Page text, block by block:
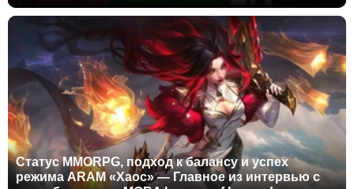
Статус MMORPG, подход к балансу и успех
режима ARAM «Хаос» — Главное из интервью с